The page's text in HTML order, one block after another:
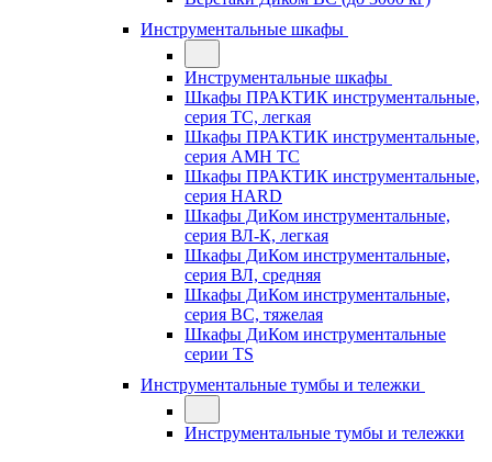
Инструментальные шкафы
Инструментальные шкафы
Шкафы ПРАКТИК инструментальные,
серия TC, легкая
Шкафы ПРАКТИК инструментальные,
серия AMH TC
Шкафы ПРАКТИК инструментальные,
серия HARD
Шкафы ДиКом инструментальные,
cерия ВЛ-К, легкая
Шкафы ДиКом инструментальные,
серия ВЛ, средняя
Шкафы ДиКом инструментальные,
серия ВС, тяжелая
Шкафы ДиКом инструментальные
серии TS
Инструментальные тумбы и тележки
Инструментальные тумбы и тележки